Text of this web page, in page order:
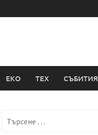
ЕКО ТЕХ СЪБИТИЯ
за: